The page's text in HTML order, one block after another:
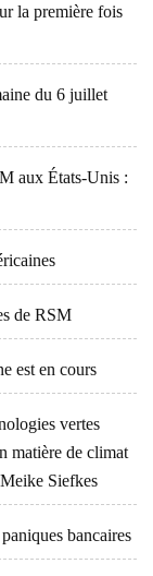
la première fois
du 6 juillet
aux États-Unis :
de RSM
est en cours
vertes
matière de climat
Siefkes
bancaires